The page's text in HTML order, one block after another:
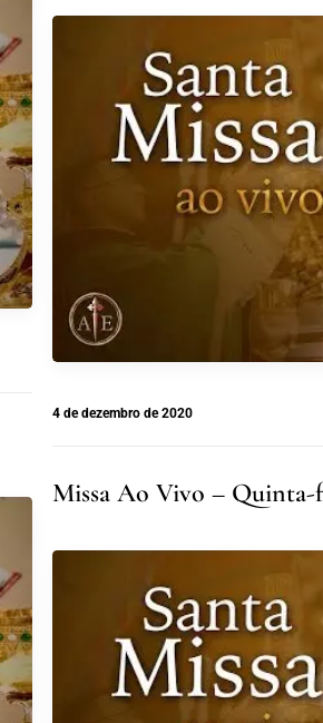
4 de dezembro de 2020
Missa Ao Vivo – Quinta-